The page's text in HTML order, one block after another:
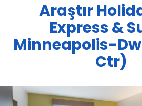
Araştır
Express &
Minneapolis-
Ctr)